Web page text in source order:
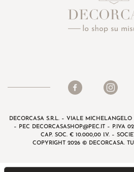
DECORCASA S.R.L. – VIALE
– PEC
DECORCASASHOP@PEC.IT– P.IVA
CAP. SOC. € 10.000,00 I.V. –
COPYRIGHT 2026 © DECORCASA.